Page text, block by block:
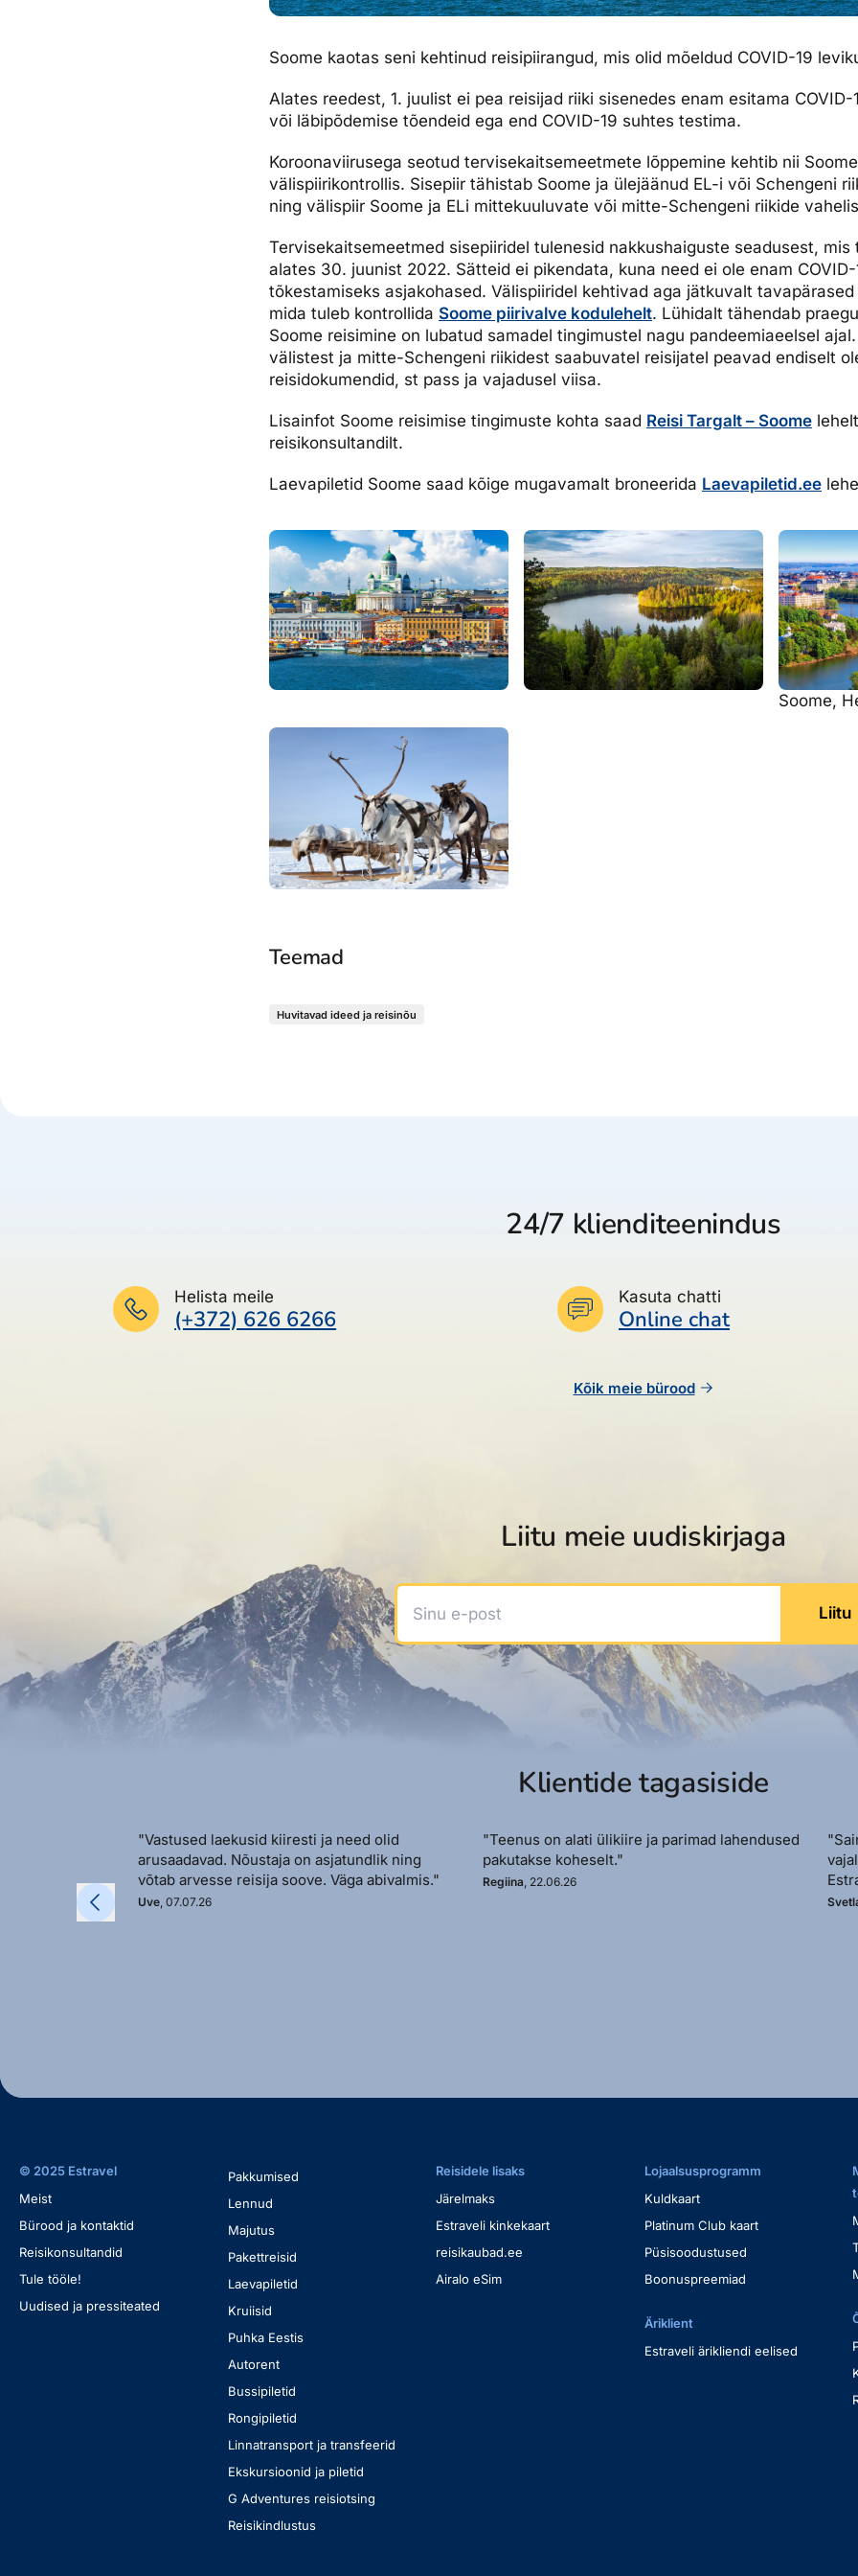
Soome kaotas seni kehtinud reisipiirangud, mis olid mõeldud COVID-19
Alates reedest, 1. juulist ei pea reisijad riiki sisenedes enam esitama
või läbipõdemise tõendeid ega end COVID-19 suhtes testima.
Koroonaviirusega seotud tervisekaitsemeetmete lõppemine kehtib nii
välispiirikontrollis. Sisepiir tähistab Soome ja ülejäänud EL-i või Schengeni
ning välispiir Soome ja ELi mittekuuluvate või mitte-Schengeni riikide
Tervisekaitsemeetmed sisepiiridel tulenesid nakkushaiguste seadusest,
alates 30. juunist 2022. Sätteid ei pikendata, kuna need ei ole enam
tõkestamiseks asjakohased. Välispiiridel kehtivad aga jätkuvalt
mida tuleb kontrollida Soome piirivalve kodulehelt. Lühidalt tähendab
Soome reisimine on lubatud samadel tingimustel nagu pandeemiaeelsel
välistest ja mitte-Schengeni riikidest saabuvatel reisijatel peavad endiselt
reisidokumendid, st pass ja vajadusel viisa.
Lisainfot Soome reisimise tingimuste kohta saad Reisi Targalt – Soome
reisikonsultandilt.
Laevapiletid Soome saad kõige mugavamalt broneerida Laevapiletid.ee
Soome,
Teemad
Huvitavad ideed ja reisinõu
24/7 klienditeenindus
Helista meile
(+372) 626 6266
Kasuta chatti
Online chat
Kõik meie bürood
Liitu meie uudiskirjaga
Sinu e-post
Liitu
Klientide tagasiside
"Vastused laekusid kiiresti ja need olid
arusaadavad. Nõustaja on asjatundlik ning
võtab arvesse reisija soove. Väga abivalmis."
Uve , 07.07.26
"Teenus on alati ülikiire ja parimad lahendused
pakutakse koheselt."
Regiina , 22.06.26
© 2025 Estravel
Meist
Bürood ja kontaktid
Reisikonsultandid
Tule tööle!
Uudised ja pressiteated
Pakkumised
Lennud
Majutus
Pakettreisid
Laevapiletid
Kruiisid
Puhka Eestis
Autorent
Bussipiletid
Rongipiletid
Linnatransport ja transfeerid
Ekskursioonid ja piletid
G Adventures reisiotsing
Reisikindlustus
Reisidele lisaks
Järelmaks
Estraveli kinkekaart
reisikaubad.ee
Airalo eSim
Lojaalsusprogramm
Kuldkaart
Platinum Club kaart
Püsisoodustused
Boonuspreemiad
Äriklient
Estraveli ärikliendi eelised